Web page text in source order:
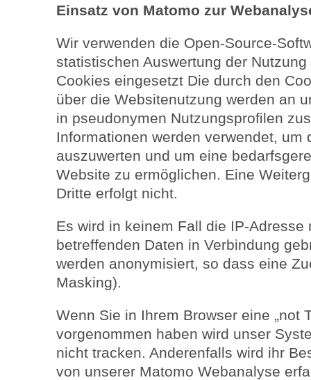
Einsatz von Matomo zur
Wir verwenden die Open-Source-
statistischen Auswertung der
Cookies eingesetzt Die durch den
über die Websitenutzung werden an
in pseudonymen Nutzungsproﬁlen
Informationen werden verwendet, um
auszuwerten und um eine
Website zu ermöglichen. Eine
Dritte erfolgt nicht.
Es wird in keinem Fall die IP-Adresse
betreffenden Daten in Verbindung
werden anonymisiert, so dass eine
Masking).
Wenn Sie in Ihrem Browser eine „not
vorgenommen haben wird unser
nicht tracken. Anderenfalls wird ihr
von unserer Matomo Webanalyse